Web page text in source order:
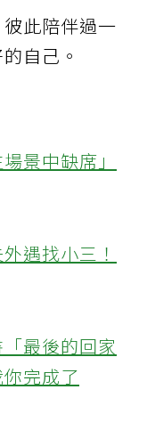
此陪伴過一
自己。
景中缺席」
遇找小三！
最後的回家
完成了